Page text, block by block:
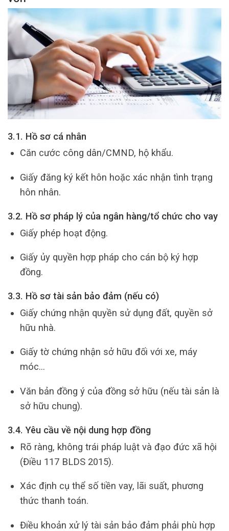
3.1. Hồ sơ cá nhân
Căn cước công dân/CMND, hộ khẩu.
Giấy đăng ký kết hôn hoặc xác nhận tình trạng
hôn nhân.
3.2. Hồ sơ pháp lý của ngân hàng/tổ chức cho vay
Giấy phép hoạt động.
Giấy ủy quyền hợp pháp cho cán bộ ký hợp
đồng.
3.3. Hồ sơ tài sản bảo đảm (nếu có)
Giấy chứng nhận quyền sử dụng đất, quyền sở
hữu nhà.
Giấy tờ chứng nhận sở hữu đối với xe, máy
móc…
Văn bản đồng ý của đồng sở hữu (nếu tài sản là
sở hữu chung).
3.4. Yêu cầu về nội dung hợp đồng
Rõ ràng, không trái pháp luật và đạo đức xã hội
(Điều 117 BLDS 2015).
Xác định cụ thể số tiền vay, lãi suất, phương
thức thanh toán.
Điều khoản xử lý tài sản bảo đảm phải phù hợp